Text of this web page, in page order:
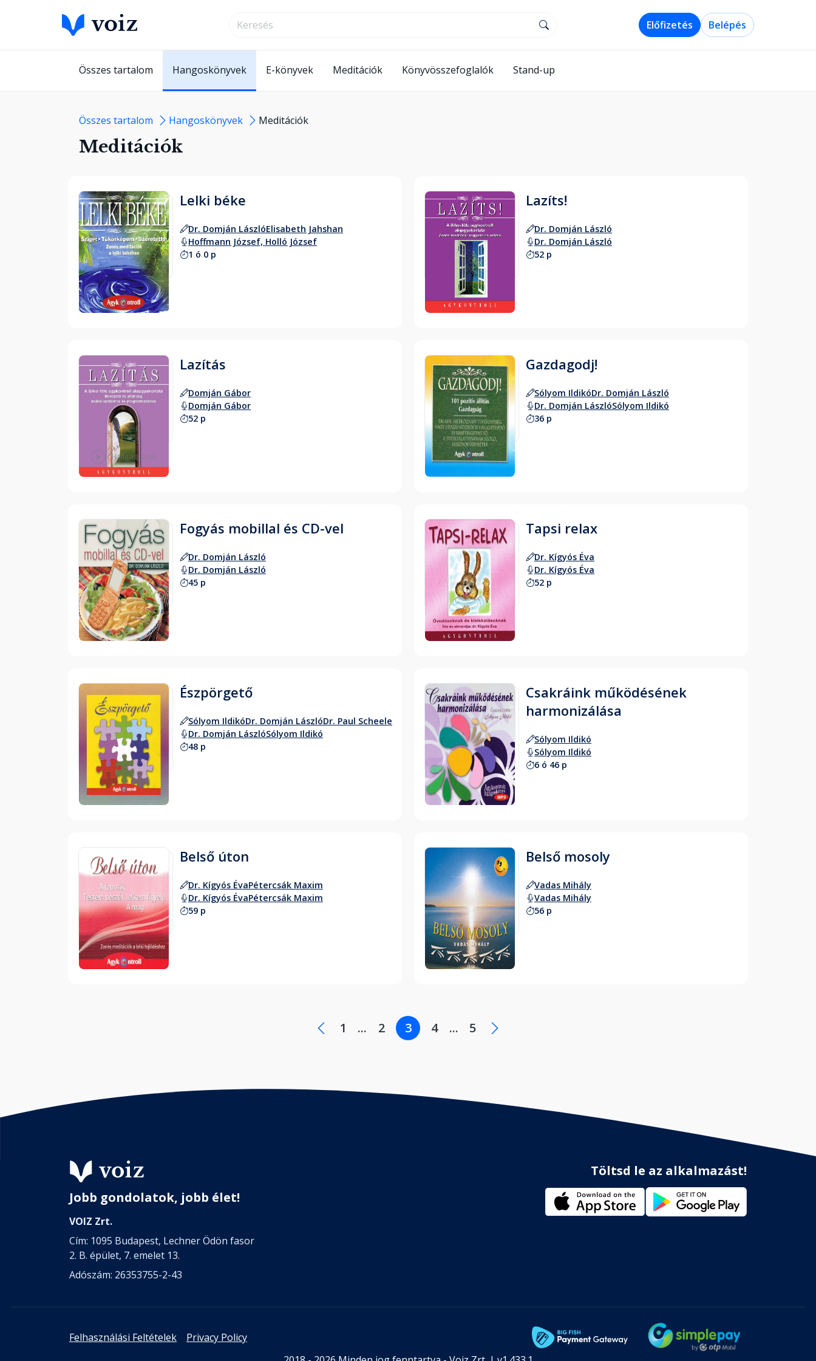
Előfizetés Belépés
Összes tartalom Hangoskönyvek E-könyvek Meditációk Könyvösszefoglalók Stand-up
Összes tartalom Hangoskönyvek Meditációk
Meditációk
Hallgass bele
Lelki béke
Dr. Domján LászlóElisabeth Jahshan
Hoffmann József, Holló József
1 ó 0 p
Hallgass bele
Lazíts!
Dr. Domján László
Dr. Domján László
52 p
Hallgass bele
Lazítás
Domján Gábor
Domján Gábor
52 p
Hallgass bele
Gazdagodj!
Sólyom IldikóDr. Domján László
Dr. Domján LászlóSólyom Ildikó
36 p
Hallgass bele
Fogyás mobillal és CD-vel
Dr. Domján László
Dr. Domján László
45 p
Hallgass bele
Tapsi relax
Dr. Kígyós Éva
Dr. Kígyós Éva
52 p
Hallgass bele
Észpörgető
Sólyom IldikóDr. Domján LászlóDr. Paul Scheele
Dr. Domján LászlóSólyom Ildikó
48 p
Hallgass bele
Csakráink működésének
harmonizálása
Sólyom Ildikó
Sólyom Ildikó
6 ó 46 p
Hallgass bele
Belső úton
Dr. Kígyós ÉvaPétercsák Maxim
Dr. Kígyós ÉvaPétercsák Maxim
59 p
Hallgass bele
Belső mosoly
Vadas Mihály
Vadas Mihály
56 p
1 ... 2 3 4 ... 5
Jobb gondolatok, jobb élet!
VOIZ Zrt.
Cím: 1095 Budapest, Lechner Ödön fasor
2. B. épület, 7. emelet 13.
Adószám: 26353755-2-43
Töltsd le az alkalmazást!
Felhasználási Feltételek
Privacy Policy